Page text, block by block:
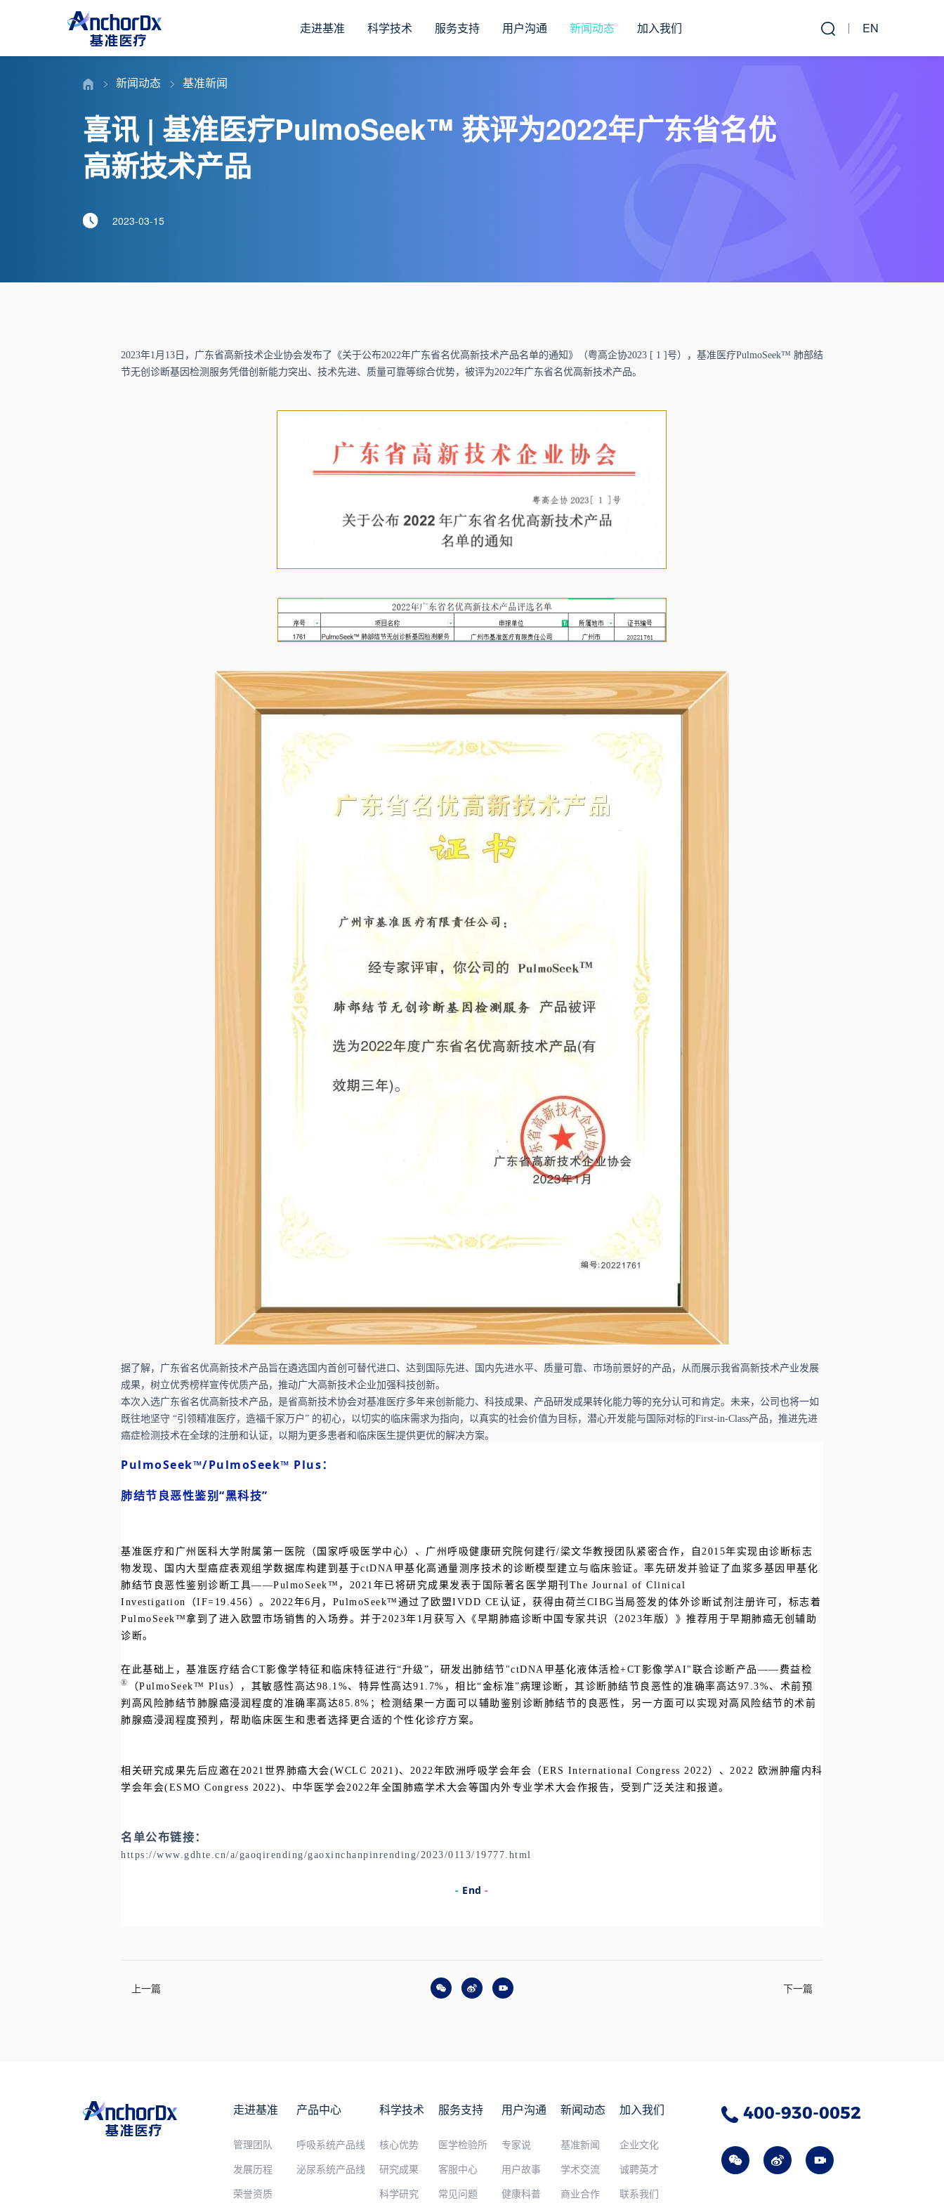
走进基准 科学技术 服务支持 用户沟通 新闻动态 加入我们 EN
喜讯 | 基准医疗PulmoSeek™ 获评为2022年广东省名优
高新技术产品
2023-03-15
新闻动态 基准新闻
2023年1月13日，广东省高新技术企业协会发布了《关于公布2022年广东省名优高新技术产品名单的通知》（粤高企协2023 [ 1 ]号），基准医疗PulmoSeek™ 肺部结
节无创诊断基因检测服务凭借创新能力突出、技术先进、质量可靠等综合优势，被评为2022年广东省名优高新技术产品。
据了解，广东省名优高新技术产品旨在遴选国内首创可替代进口、达到国际先进、国内先进水平、质量可靠、市场前景好的产品，从而展示我省高新技术产业发展
成果，树立优秀榜样宣传优质产品，推动广大高新技术企业加强科技创新。
本次入选广东省名优高新技术产品，是省高新技术协会对基准医疗多年来创新能力、科技成果、产品研发成果转化能力等的充分认可和肯定。未来，公司也将一如
既往地坚守 “引领精准医疗，造福千家万户” 的初心，以切实的临床需求为指向，以真实的社会价值为目标，潜心开发能与国际对标的First-in-Class产品，推进先进
癌症检测技术在全球的注册和认证，以期为更多患者和临床医生提供更优的解决方案。
PulmoSeek™/PulmoSeek™ Plus：
肺结节良恶性鉴别“黑科技”
基准医疗和广州医科大学附属第一医院（国家呼吸医学中心）、广州呼吸健康研究院何建行/梁文华教授团队紧密合作，自2015年实现由诊断标志
物发现、国内大型癌症表观组学数据库构建到基于ctDNA甲基化高通量测序技术的诊断模型建立与临床验证。率先研发并验证了血浆多基因甲基化
肺结节良恶性鉴别诊断工具——PulmoSeek™，2021年已将研究成果发表于国际著名医学期刊The Journal of Clinical
Investigation（IF=19.456）。2022年6月，PulmoSeek™通过了欧盟IVDD CE认证，获得由荷兰CIBG当局签发的体外诊断试剂注册许可，标志着
PulmoSeek™拿到了进入欧盟市场销售的入场券。并于2023年1月获写入《早期肺癌诊断中国专家共识（2023年版）》推荐用于早期肺癌无创辅助
诊断。
在此基础上，基准医疗结合CT影像学特征和临床特征进行“升级”，研发出肺结节"ctDNA甲基化液体活检+CT影像学AI"联合诊断产品—— 费益检
® （PulmoSeek™ Plus），其敏感性高达98.1%、特异性高达91.7%，相比“金标准”病理诊断，其诊断肺结节良恶性的准确率高达97.3%、术前预
判高风险肺结节肺腺癌浸润程度的准确率高达85.8%；检测结果一方面可以辅助鉴别诊断肺结节的良恶性，另一方面可以实现对高风险结节的术前
肺腺癌浸润程度预判，帮助临床医生和患者选择更合适的个性化诊疗方案。
相关研究成果先后应邀在2021世界肺癌大会(WCLC 2021)、2022年欧洲呼吸学会年会（ERS International Congress 2022）、2022 欧洲肿瘤内科
学会年会(ESMO Congress 2022)、中华医学会2022年全国肺癌学术大会等国内外专业学术大会作报告，受到广泛关注和报道。
名单公布链接：
https://www.gdhte.cn/a/gaoqirending/gaoxinchanpinrending/2023/0113/19777.html
- End-
上一篇 下一篇
走进基准
管理团队
发展历程
荣誉资质
产品中心
呼吸系统产品线
泌尿系统产品线
科学技术
核心优势
研究成果
科学研究
服务支持
医学检验所
客服中心
常见问题
用户沟通
专家说
用户故事
健康科普
新闻动态
基准新闻
学术交流
商业合作
加入我们
企业文化
诚聘英才
联系我们
400-930-0052